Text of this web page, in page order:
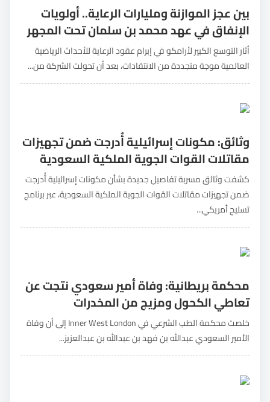
بين عجز الموازنة ومليارات الرعاية.. أولويات
الإنفاق في عهد محمد بن سلمان تحت المجهر
أثار التوسع الكبير لأرامكو في إبرام عقود الرعاية للأحداث الرياضية
العالمية موجة متجددة من الانتقادات، بعد أن تحولت الشركة من...
وثائق: مكونات إسرائيلية أُدرجت ضمن تجهيزات
مقاتلات القوات الجوية الملكية السعودية
كشفت وثائق مسربة تفاصيل جديدة بشأن مكونات إسرائيلية أُدرجت
ضمن تجهيزات مقاتلات القوات الجوية الملكية السعودية، عبر برنامج
تسليح أمريكي...
محكمة بريطانية: وفاة أمير سعودي نتجت عن
تعاطي الكحول ومزيج من المخدرات
خلصت محكمة الطب الشرعي في Inner West London إلى أن وفاة
الأمير السعودي عبدالله بن فهد بن عبدالله بن عبدالعزيز...